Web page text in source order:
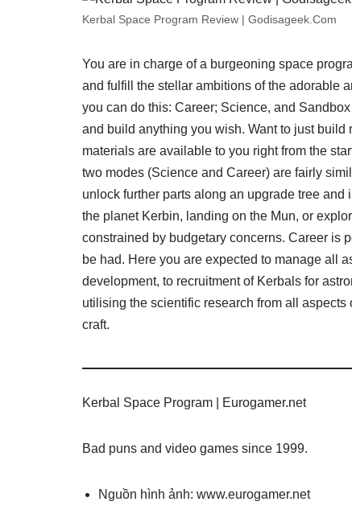
Kerbal Space Program Review | Godisageek.Com
You are in charge of a burgeoning space
and fulfill the stellar ambitions of the adorable
you can do this: Career; Science, and
and build anything you wish. Want to just build
materials are available to you right from the
two modes (Science and Career) are fairly
unlock further parts along an upgrade tree
the planet Kerbin, landing on the Mun, or
constrained by budgetary concerns. Career is
be had. Here you are expected to manage all
development, to recruitment of Kerbals for
utilising the scientific research from all
craft.
Kerbal Space Program | Eurogamer.net
Bad puns and video games since 1999.
Nguồn hình ảnh: www.eurogamer.net